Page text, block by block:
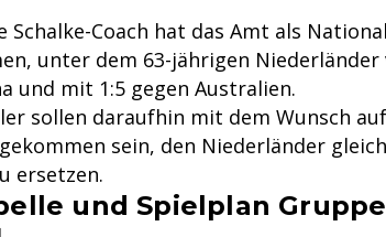
Schalke-Coach hat das Amt als
unter dem 63-jährigen
und mit 1:5 gegen Australien.
sollen daraufhin mit dem Wunsch
sein, den Niederländer
ersetzen.
und Spielplan